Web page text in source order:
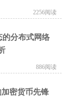
2256阅读
分布式网络
886阅读
密货币先锋